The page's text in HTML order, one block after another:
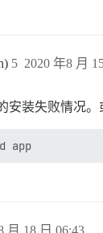
2020 年8 月
5
安装失败情况
月 18 日 06:43